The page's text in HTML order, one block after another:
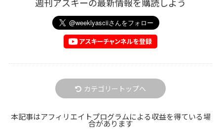
カテゴリートップへ
本記事はアフィリエイトプログラムによる収益を得ている場
合があります